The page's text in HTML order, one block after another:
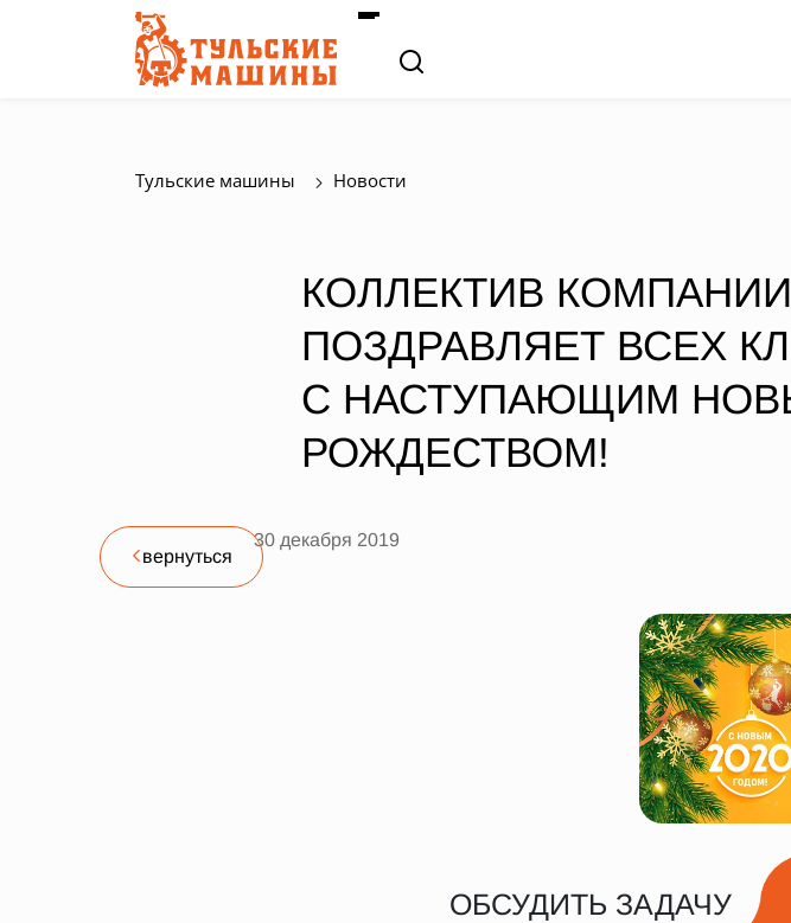
Тульские машины Новости
КОЛЛЕКТИВ
ПОЗДРАВЛЯЕТ ВСЕХ
С НАСТУПАЮЩИМ
РОЖДЕСТВОМ!
вернуться
30 декабря 2019
ОБСУДИТЬ ЗАДАЧУ